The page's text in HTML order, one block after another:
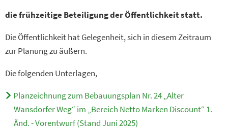
die frühzeitige Beteiligung der Öffentlichkeit statt.
Die Öffentlichkeit hat Gelegenheit, sich in diesem Zeitraum
zur Planung zu äußern.
Die folgenden Unterlagen,
Planzeichnung zum Bebauungsplan Nr. 24 „Alter
Wansdorfer Weg“ im „Bereich Netto Marken Discount“ 1.
Änd. - Vorentwurf (Stand Juni 2025)